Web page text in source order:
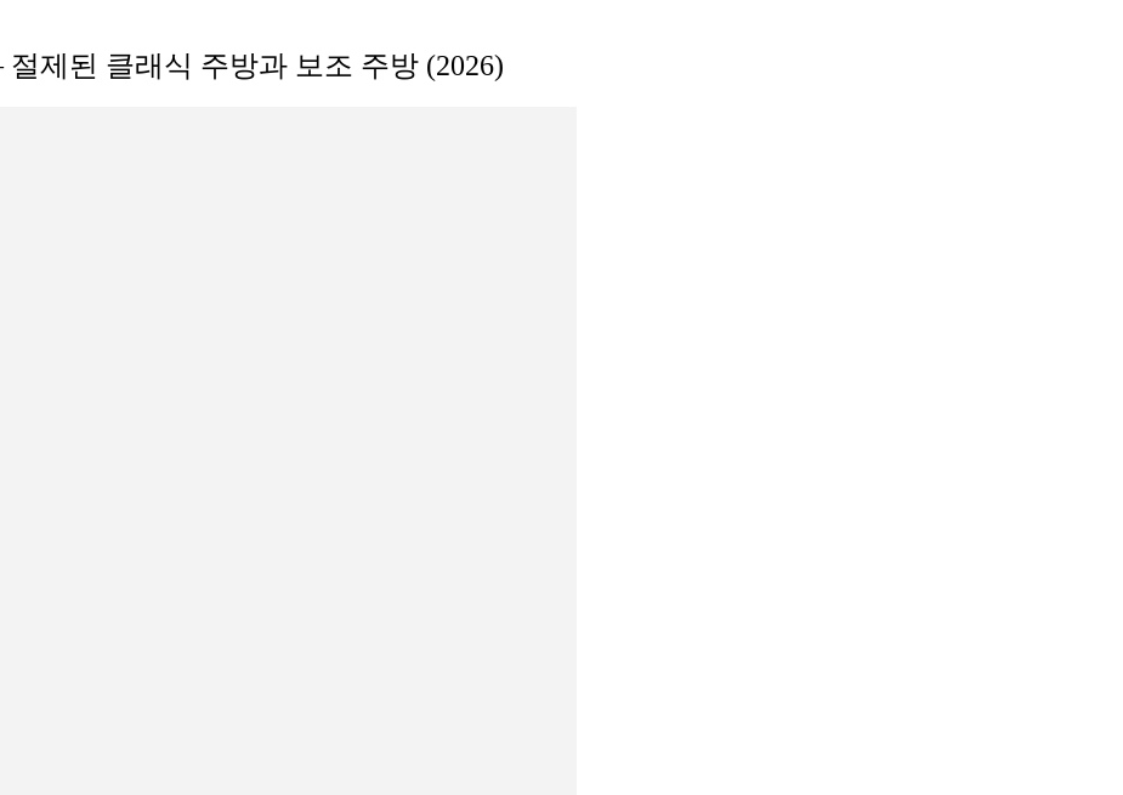
제된 클래식 주방과 보조 주방 (2026)